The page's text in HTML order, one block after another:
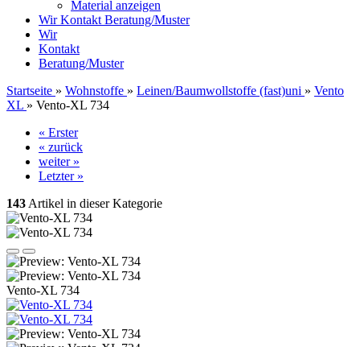
Material anzeigen
WirKontakt Beratung/Muster
Wir
Kontakt
Beratung/Muster
Startseite » Wohnstoffe » Leinen/Baumwollstoffe (fast)uni » Vento
XL » Vento-XL 734
« Erster
« zurück
weiter »
Letzter »
143 Artikel in dieser Kategorie
Vento-XL 734